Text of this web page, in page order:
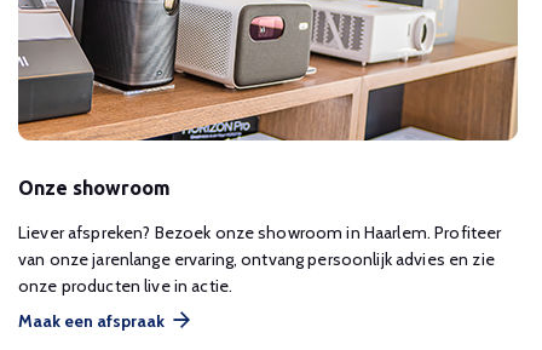
Onze showroom
Liever afspreken? Bezoek onze showroom in Haarlem. Profiteer
van onze jarenlange ervaring, ontvang persoonlijk advies en zie
onze producten live in actie.
Maak een afspraak